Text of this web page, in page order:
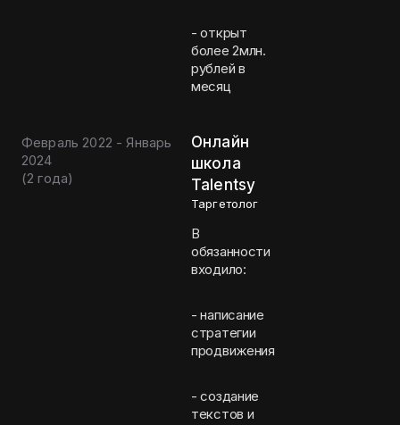
- открыт
более 2млн.
рублей в
месяц
Февраль 2022 - Январь
2024
(2 года)
Онлайн
школа
Talentsy
Таргетолог
В
обязанности
входило:
- написание
стратегии
продвижения
- создание
текстов и